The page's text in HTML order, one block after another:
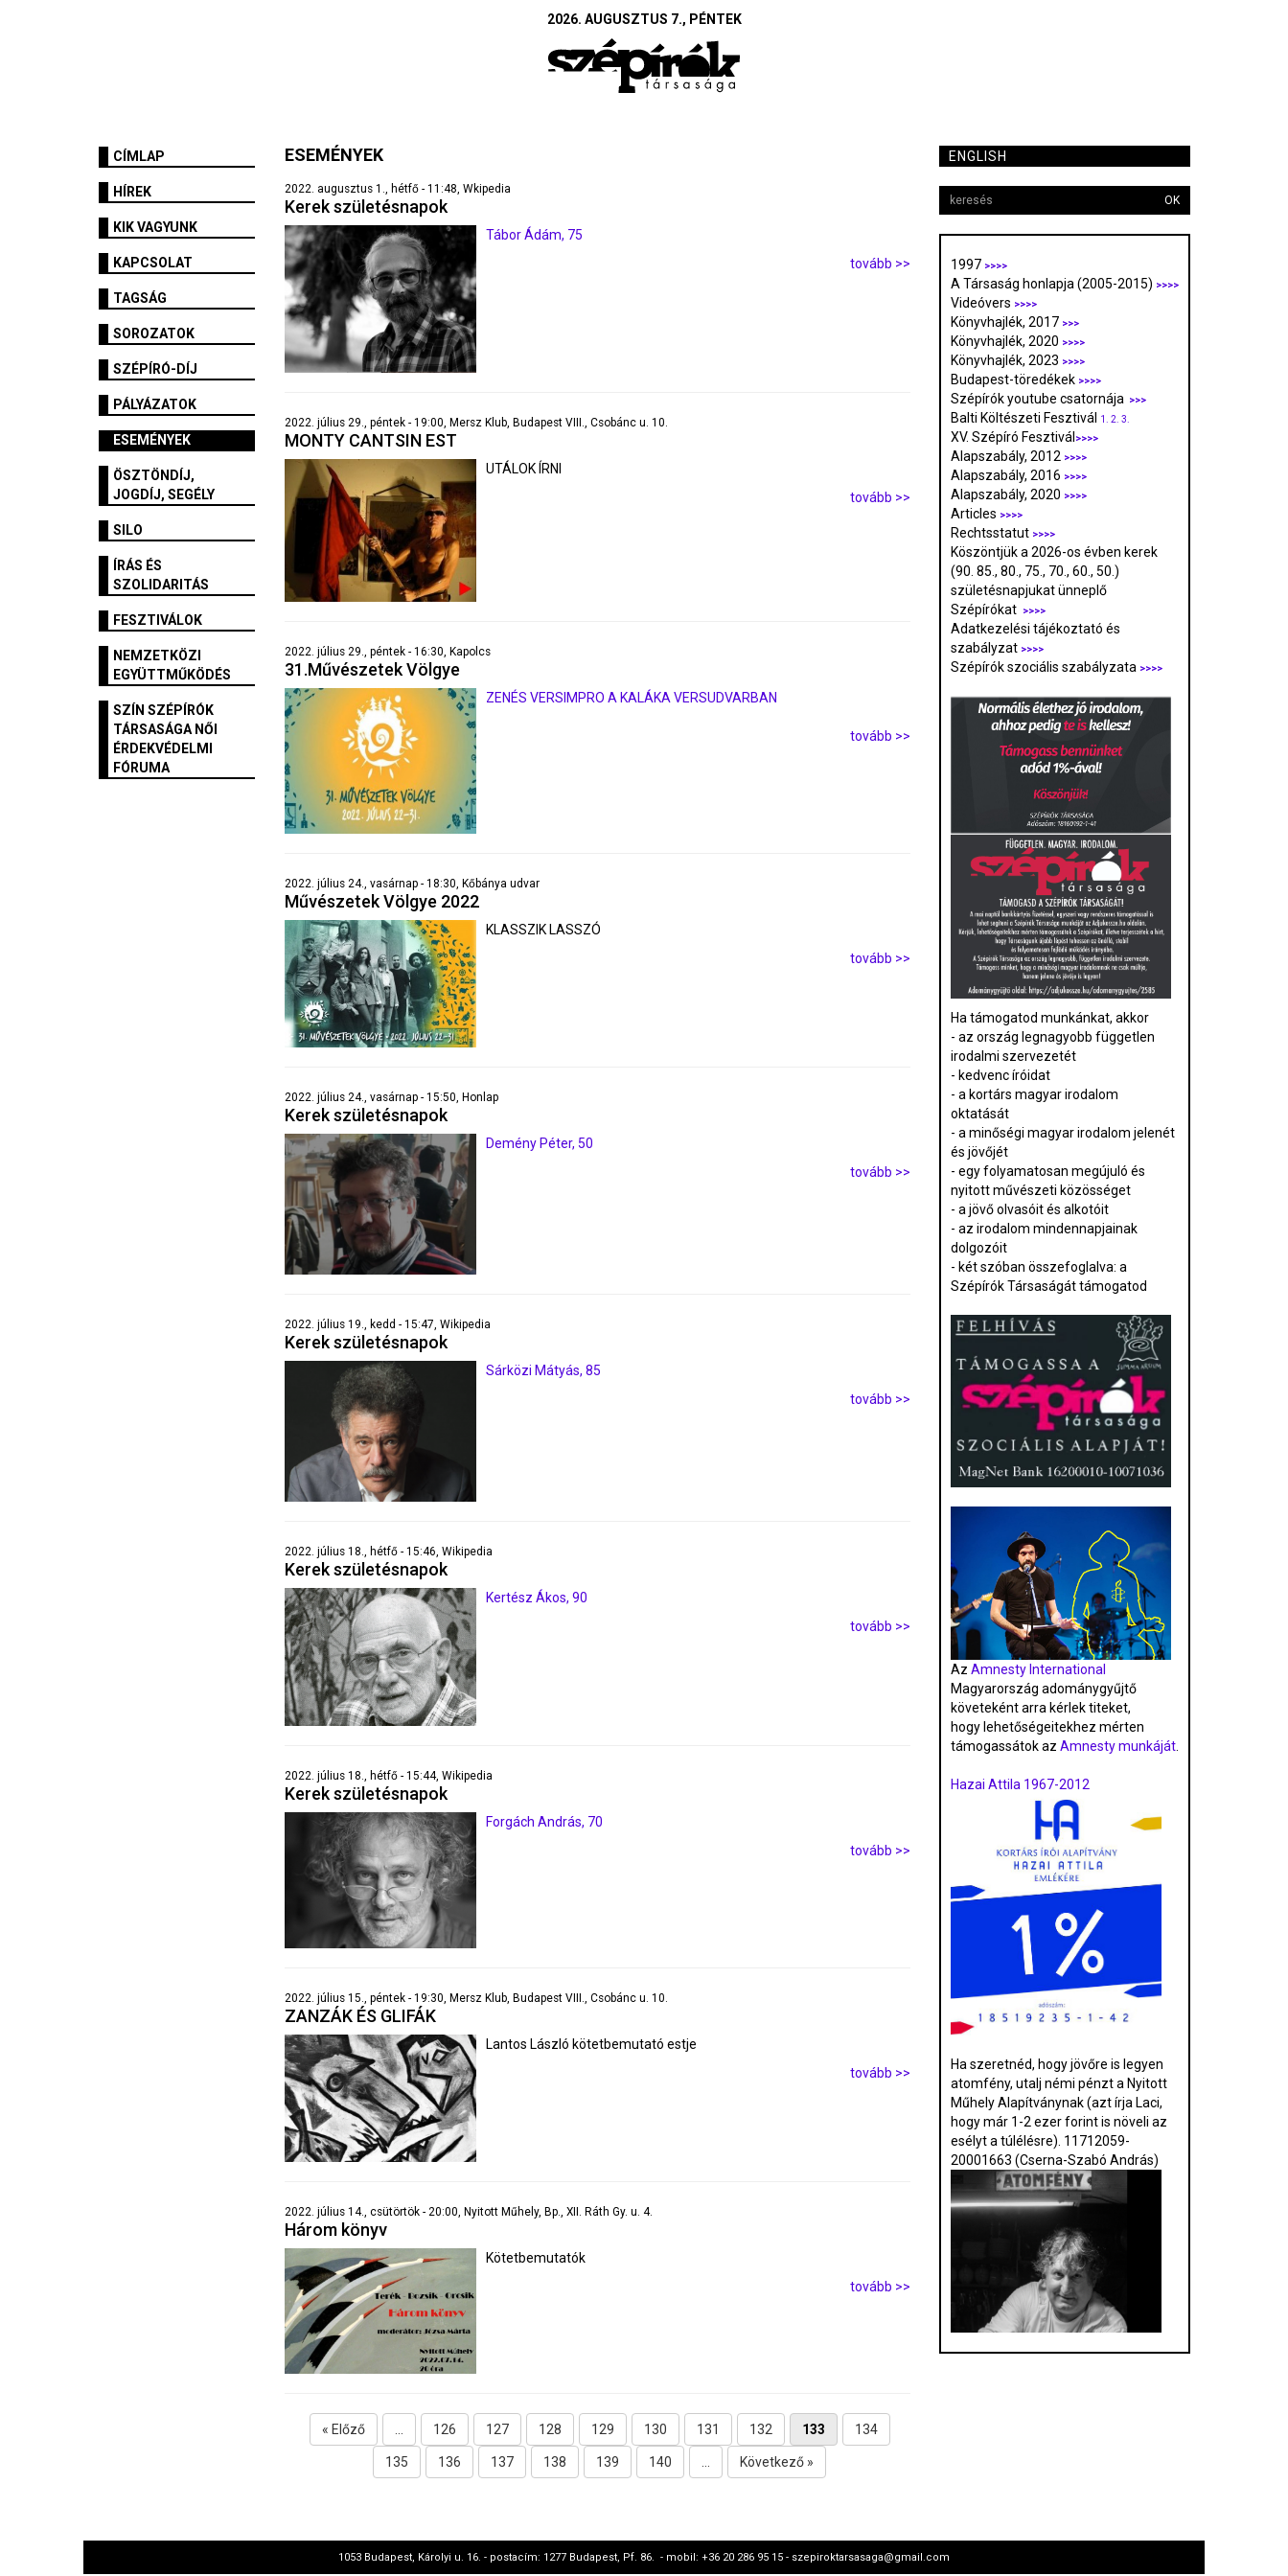
2026. AUGUSZTUS 7., PÉNTEK
CÍMLAP
HÍREK
KIK VAGYUNK
KAPCSOLAT
TAGSÁG
SOROZATOK
SZÉPÍRÓ-DÍJ
PÁLYÁZATOK
ESEMÉNYEK
ÖSZTÖNDÍJ,
JOGDÍJ, SEGÉLY
SILO
ÍRÁS ÉS
SZOLIDARITÁS
FESZTIVÁLOK
NEMZETKÖZI
EGYÜTTMŰKÖDÉS
SZÍN SZÉPÍRÓK
TÁRSASÁGA NŐI
ÉRDEKVÉDELMI
FÓRUMA
ESEMÉNYEK
2022. augusztus 1., hétfő - 11:48, Wkipedia
Kerek születésnapok
Tábor Ádám, 75
tovább >>
2022. július 29., péntek - 19:00, Mersz Klub, Budapest VIII., Csobánc u. 10.
MONTY CANTSIN EST
UTÁLOK ÍRNI
tovább >>
2022. július 29., péntek - 16:30, Kapolcs
31.Művészetek Völgye
ZENÉS VERSIMPRO A KALÁKA VERSUDVARBAN
tovább >>
2022. július 24., vasárnap - 18:30, Kőbánya udvar
Művészetek Völgye 2022
KLASSZIK LASSZÓ
tovább >>
2022. július 24., vasárnap - 15:50, Honlap
Kerek születésnapok
Demény Péter, 50
tovább >>
2022. július 19., kedd - 15:47, Wikipedia
Kerek születésnapok
Sárközi Mátyás, 85
tovább >>
2022. július 18., hétfő - 15:46, Wikipedia
Kerek születésnapok
Kertész Ákos, 90
tovább >>
2022. július 18., hétfő - 15:44, Wikipedia
Kerek születésnapok
Forgách András, 70
tovább >>
2022. július 15., péntek - 19:30, Mersz Klub, Budapest VIII., Csobánc u. 10.
ZANZÁK ÉS GLIFÁK
Lantos László kötetbemutató estje
tovább >>
2022. július 14., csütörtök - 20:00, Nyitott Műhely, Bp., XII. Ráth Gy. u. 4.
Három könyv
Kötetbemutatók
tovább >>
« Előző 126 127 128 129 130 131 132 133 134
135 136 137 138 139 140 Következő »
ENGLISH
OK
1997 >>>>
A Társaság honlapja (2005-2015) >>>>
Videóvers >>>>
Könyvhajlék, 2017 >>>
Könyvhajlék, 2020 >>>>
Könyvhajlék, 2023 >>>>
Budapest-töredékek >>>>
Szépírók youtube csatornája >>>
Balti Költészeti Fesztivál 1. 2. 3.
XV. Szépíró Fesztivál >>>>
Alapszabály, 2012 >>>>
Alapszabály, 2016 >>>>
Alapszabály, 2020 >>>>
Articles >>>>
Rechtsstatut >>>>
Köszöntjük a 2026-os évben kerek
(90. 85., 80., 75., 70., 60., 50.)
születésnapjukat ünneplő
Szépírókat
>>>>
Adatkezelési tájékoztató és
szabályzat >>>>
Szépírók szociális szabályzata >>>>
Ha támogatod munkánkat, akkor
- az ország legnagyobb független
irodalmi szervezetét
- kedvenc íróidat
- a kortárs magyar irodalom
oktatását
- a minőségi magyar irodalom jelenét
és jövőjét
- egy folyamatosan megújuló és
nyitott művészeti közösséget
- a jövő olvasóit és alkotóit
- az irodalom mindennapjainak
dolgozóit
- két szóban összefoglalva: a
Szépírók Társaságát támogatod
Az Amnesty International
Magyarország adománygyűjtő
követeként arra kérlek titeket,
hogy lehetőségeitekhez mérten
támogassátok az Amnesty munkáját.
Hazai Attila 1967-2012
Ha szeretnéd, hogy jövőre is legyen
atomfény, utalj némi pénzt a Nyitott
Műhely Alapítványnak (azt írja Laci,
hogy már 1-2 ezer forint is növeli az
esélyt a túlélésre). 11712059-
20001663 (Cserna-Szabó András)
1053 Budapest, Károlyi u. 16. - postacím: 1277 Budapest, Pf. 86. - mobil: +36 20 286 95 15 - szepiroktarsasaga@gmail.com